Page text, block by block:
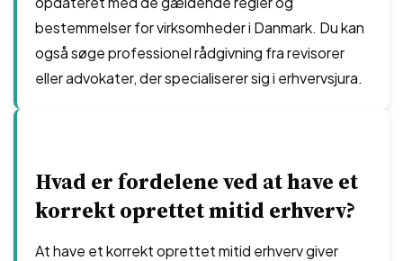
bestemmelser for virksomheder i Danmark. Du kan
også søge professionel rådgivning fra revisorer
eller advokater, der specialiserer sig i erhvervsjura.
Hvad er fordelene ved at have et
korrekt oprettet mitid erhverv?
At have et korrekt oprettet mitid erhverv giver